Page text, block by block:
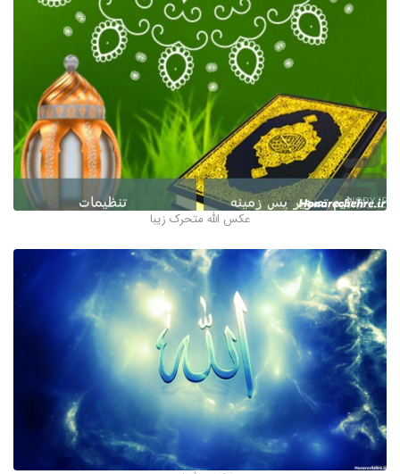
عکس الله متحرک زیبا